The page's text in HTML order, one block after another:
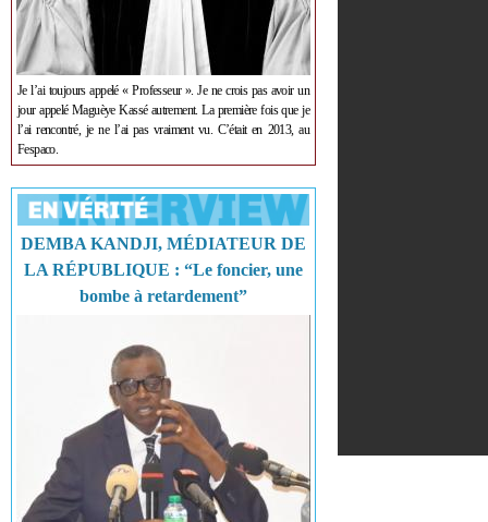
Je l’ai toujours appelé « Professeur ». Je ne crois pas avoir un
jour appelé Maguèye Kassé autrement. La première fois que je
l’ai rencontré, je ne l’ai pas vraiment vu. C’était en 2013, au
Fespaco.
DEMBA KANDJI, MÉDIATEUR DE
LA RÉPUBLIQUE : “Le foncier, une
bombe à retardement”